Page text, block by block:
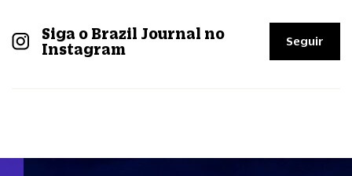
Siga o Brazil Journal no
Instagram
Seguir